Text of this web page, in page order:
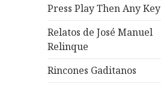
Press Play Then Any Key
Relatos de José Manuel
Relinque
Rincones Gaditanos